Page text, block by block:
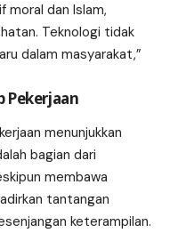
moral dan Islam,
Teknologi tidak
dalam masyarakat,”
Pekerjaan
menunjukkan
bagian dari
membawa
tantangan
keterampilan.